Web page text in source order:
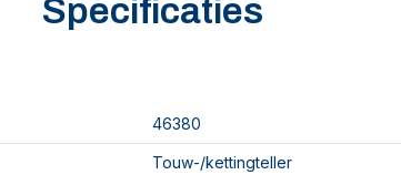
Specificaties
46380
Touw-/kettingteller